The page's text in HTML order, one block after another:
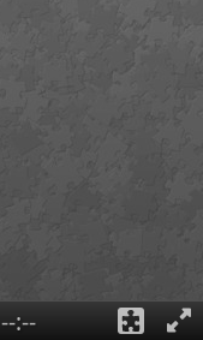
--:--